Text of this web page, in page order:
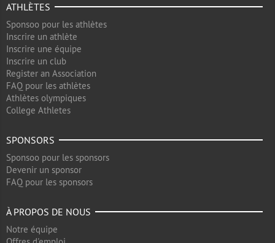
ATHLÈTES
Sponsoo pour les athlètes
Inscrire un athlète
Inscrire une équipe
Inscrire un club
Register an Association
FAQ pour les athlètes
Athlètes olympiques
College Athletes
SPONSORS
Sponsoo pour les sponsors
Devenir un sponsor
FAQ pour les sponsors
À PROPOS DE NOUS
Notre équipe